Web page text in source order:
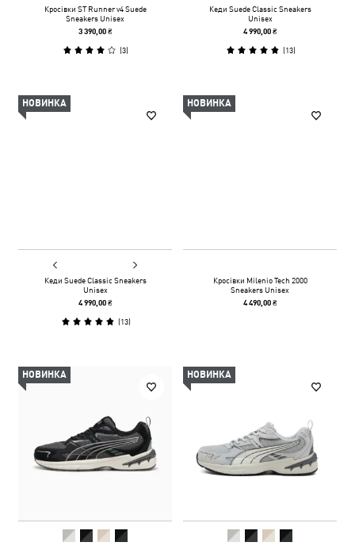
Кросівки ST Runner v4 Suede
Sneakers Unisex
3 390,00 ₴
(3)
Кеди Suede Classic Sneakers
Unisex
4 990,00 ₴
(13)
НОВИНКА
Кеди Suede Classic Sneakers
Unisex
4 990,00 ₴
(13)
НОВИНКА
Кросівки Milenio Tech 2000
Sneakers Unisex
4 490,00 ₴
НОВИНКА НОВИНКА